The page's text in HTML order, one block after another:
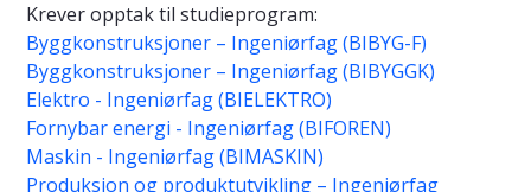
Krever opptak til studieprogram:
Byggkonstruksjoner – Ingeniørfag (BIBYG-F)
Byggkonstruksjoner – Ingeniørfag (BIBYGGK)
Elektro - Ingeniørfag (BIELEKTRO)
Fornybar energi - Ingeniørfag (BIFOREN)
Maskin - Ingeniørfag (BIMASKIN)
Produksjon og produktutvikling – Ingeniørfag